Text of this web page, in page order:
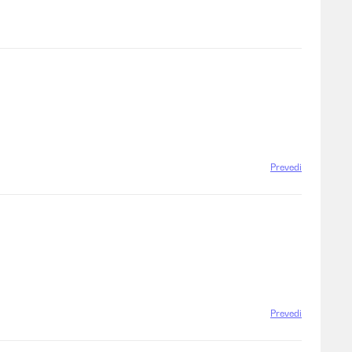
Prevedi
Prevedi